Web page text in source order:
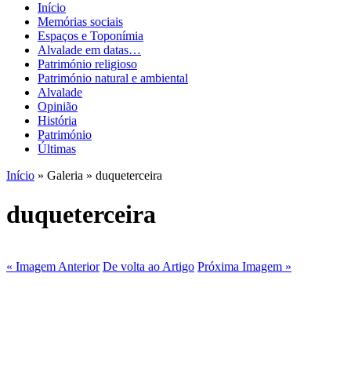
Início
Memórias sociais
Espaços e Toponímia
Alvalade em datas…
Património religioso
Património natural e ambiental
Alvalade
Opinião
História
Património
Últimas
Início » Galeria » duqueterceira
duqueterceira
« Imagem Anterior De volta ao Artigo Próxima Imagem »